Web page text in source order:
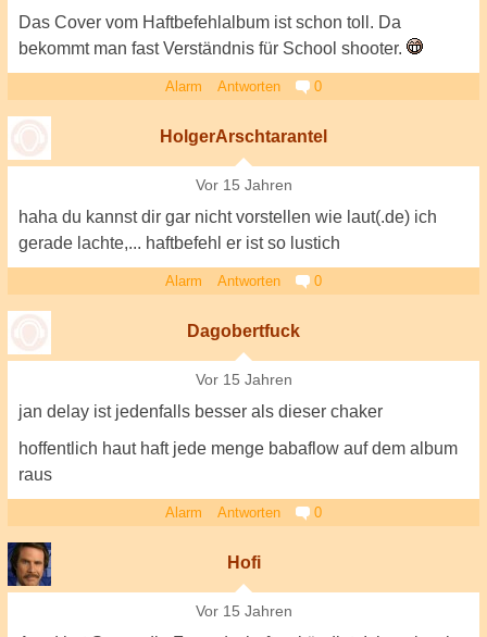
Das Cover vom Haftbefehlalbum ist schon toll. Da
bekommt man fast Verständnis für School shooter.
Alarm Antworten 0
HolgerArschtarantel
Vor 15 Jahren
haha du kannst dir gar nicht vorstellen wie laut(.de) ich
gerade lachte,... haftbefehl er ist so lustich
Alarm Antworten 0
Dagobertfuck
Vor 15 Jahren
jan delay ist jedenfalls besser als dieser chaker
hoffentlich haut haft jede menge babaflow auf dem album
raus
Alarm Antworten 0
Hofi
Vor 15 Jahren